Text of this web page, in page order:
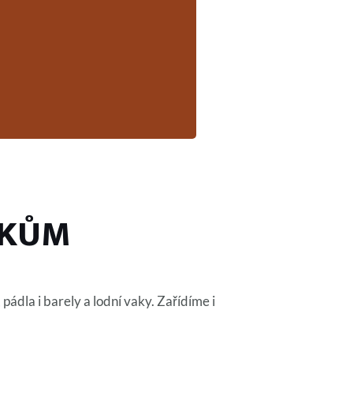
i barely a lodní vaky. Zařídíme i